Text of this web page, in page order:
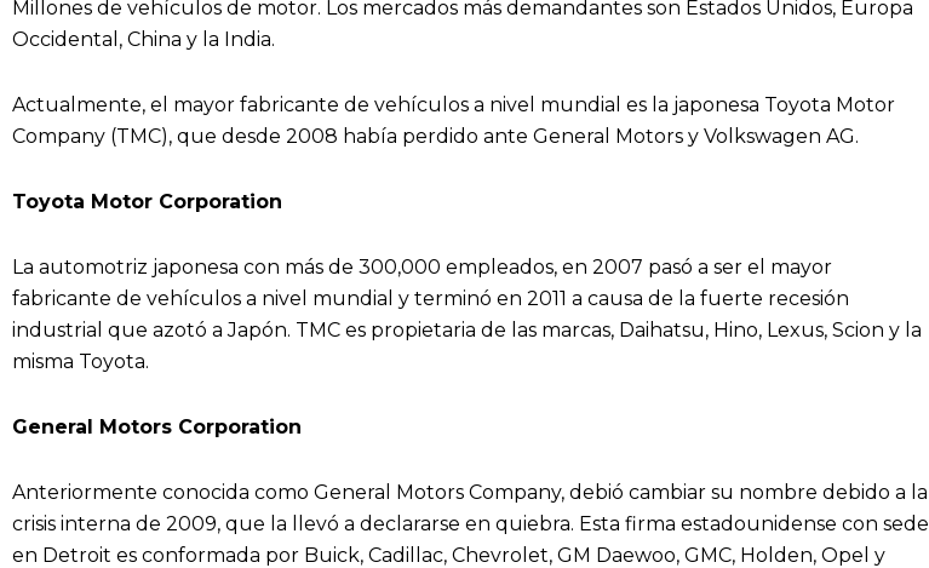
Millones de vehículos de motor. Los mercados más demandantes son Estados Unidos, Europa
Occidental, China y la India.
Actualmente, el mayor fabricante de vehículos a nivel mundial es la japonesa Toyota Motor
Company (TMC), que desde 2008 había perdido ante General Motors y Volkswagen AG.
Toyota Motor Corporation
La automotriz japonesa con más de 300,000 empleados, en 2007 pasó a ser el mayor
fabricante de vehículos a nivel mundial y terminó en 2011 a causa de la fuerte recesión
industrial que azotó a Japón. TMC es propietaria de las marcas, Daihatsu, Hino, Lexus, Scion y la
misma Toyota.
General Motors Corporation
Anteriormente conocida como General Motors Company, debió cambiar su nombre debido a la
crisis interna de 2009, que la llevó a declararse en quiebra. Esta firma estadounidense con sede
en Detroit es conformada por Buick, Cadillac, Chevrolet, GM Daewoo, GMC, Holden, Opel y